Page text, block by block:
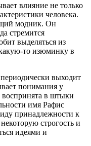
влияние не только
человека.
модник. Он
стремится
выделяться из
то изюминку в
выходит
понимания у
в штыки
имя Рафис
принадлежности к
строгость и
идеями и